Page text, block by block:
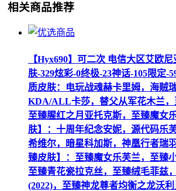
相关商品推荐
【Hyx690】可二次 电信大区艾欧
肤-329炫彩-0终极-23神话-105限定-
质皮肤：电玩战魂赫卡里姆，海贼
KDA/ALL卡莎，替父从军花木兰，
至臻腥红之月亚托克斯，至臻魔女
肤】：十周年纪念安妮，源代码乐
希维尔，暗星科加斯，神凰行者瑞
臻皮肤】：至臻魔女乐芙兰，至臻
至臻青花瓷拉克丝，至臻绒毛菲兹
(2022)，至臻神龙尊者均衡之龙沃